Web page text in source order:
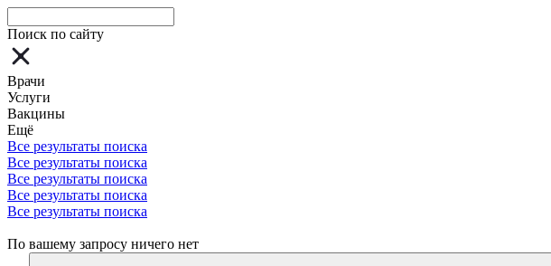
Поиск по сайту
Врачи
Услуги
Вакцины
Ещё
Все результаты поиска
Все результаты поиска
Все результаты поиска
Все результаты поиска
Все результаты поиска
По вашему запросу ничего нет